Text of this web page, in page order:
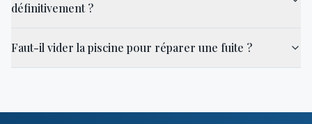
définitivement ?
Faut-il vider la piscine pour réparer une fuite ?